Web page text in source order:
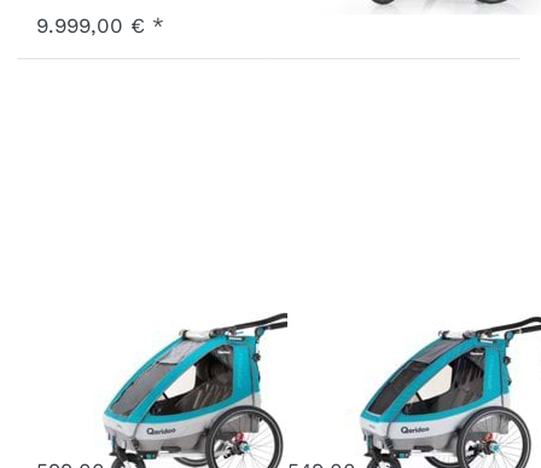
9.999,00 € *
Sportrex2
2020 Petrol
Q6-20-P
Ausverkauft - wird nachgeliefert, sobald wieder auf Lager.
2020 Petrol
Q3-20-P
Vergriffen